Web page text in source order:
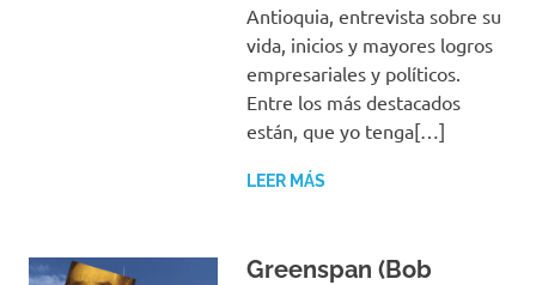
Antioquia, entrevista sobre su
vida, inicios y mayores logros
empresariales y políticos.
Entre los más destacados
están, que yo tenga[…]
LEER MÁS
Greenspan (Bob